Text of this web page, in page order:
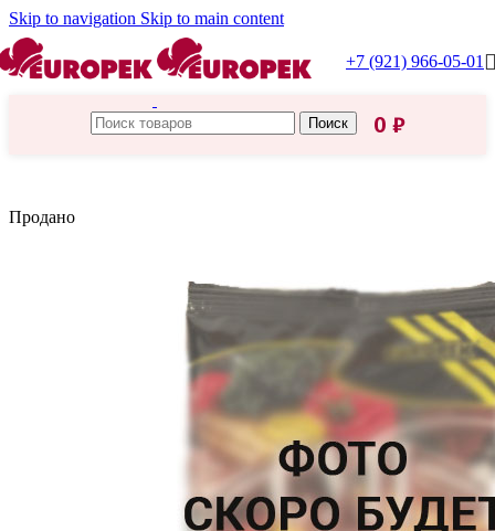
Skip to navigation Skip to main content
+7 (921) 966-05-01
Поиск 0 ₽
Продано